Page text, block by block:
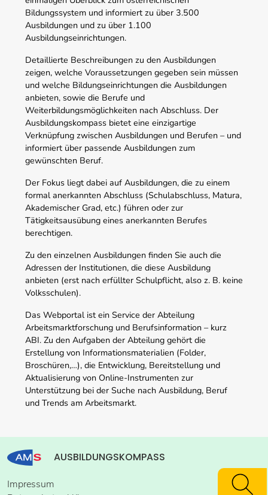
Bildungssystem und informiert zu über 3.500
Ausbildungen und zu über 1.100
Ausbildungseinrichtungen.
Detaillierte Beschreibungen zu den Ausbildungen
zeigen, welche Voraussetzungen gegeben sein müssen
und welche Bildungseinrichtungen die Ausbildungen
anbieten, sowie die Berufe und
Weiterbildungsmöglichkeiten nach Abschluss. Der
Ausbildungskompass bietet eine einzigartige
Verknüpfung zwischen Ausbildungen und Berufen – und
informiert über passende Ausbildungen zum
gewünschten Beruf.
Der Fokus liegt dabei auf Ausbildungen, die zu einem
formal anerkannten Abschluss (Schulabschluss, Matura,
Akademischer Grad, etc.) führen oder zur
Tätigkeitsausübung eines anerkannten Berufes
berechtigen.
Zu den einzelnen Ausbildungen finden Sie auch die
Adressen der Institutionen, die diese Ausbildung
anbieten (erst nach erfüllter Schulpflicht, also z. B. keine
Volksschulen).
Das Webportal ist ein Service der Abteilung
Arbeitsmarktforschung und Berufsinformation – kurz
ABI. Zu den Aufgaben der Abteilung gehört die
Erstellung von Informationsmaterialien (Folder,
Broschüren,…), die Entwicklung, Bereitstellung und
Aktualisierung von Online-Instrumenten zur
Unterstützung bei der Suche nach Ausbildung, Beruf
und Trends am Arbeitsmarkt.
AUSBILDUNGSKOMPASS
Impressum